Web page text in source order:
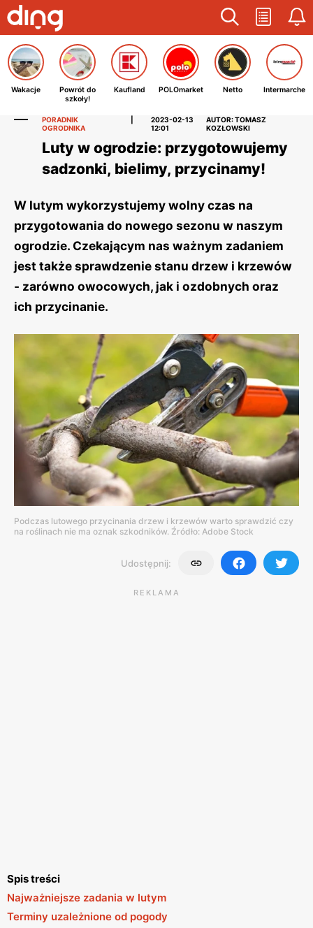
Wakacje
Powrót do
szkoły!
Kaufland POLOmarket Netto Intermarche
PORADNIK
OGRODNIKA
2023-02-13
12:01
AUTOR: TOMASZ
KOZŁOWSKI
Luty w ogrodzie: przygotowujemy
sadzonki, bielimy, przycinamy!
W lutym wykorzystujemy wolny czas na
przygotowania do nowego sezonu w naszym
ogrodzie. Czekającym nas ważnym zadaniem
jest także sprawdzenie stanu drzew i krzewów
- zarówno owocowych, jak i ozdobnych oraz
ich przycinanie.
Podczas lutowego przycinania drzew i krzewów warto sprawdzić czy
na roślinach nie ma oznak szkodników. Źródło: Adobe Stock
Udostępnij:
REKLAMA
Spis treści
Najważniejsze zadania w lutym
Terminy uzależnione od pogody